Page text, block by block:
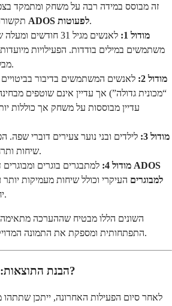
זה מבוסס במידה רבה על משחק ומתמקד
מבחן ADOS לפעוטות.
מודול 1:
לאנשים מגיל 31
משתמשים במילים בודדות. הפעילויות
מבלי להסתמך על דיבור.
מודול 2:
לאנשים המשתמשים בדיבור
“מכונית גדולה”) אך עדיין אינם שוטפים
עדיין מבוססות על משחק אך כוללות
מודול 3:
לילדים ובני נוער צעירים דוברי שפה.
שיחות ותרחישי משחק דמיוניים.
מודול 4:
למתבגרים בוגרים
למבוגרים העיקרי וכולל שיחות מעמיקות
יחסים והבנה חברתית.
התפתחותית ומספקת את התמונה המדויקת ביותר של כישורי האדם.
הבנת התוצאות: מה קורה אחרי המבחן?
לאחר סיום הפעילות האחרונה, ייתכן